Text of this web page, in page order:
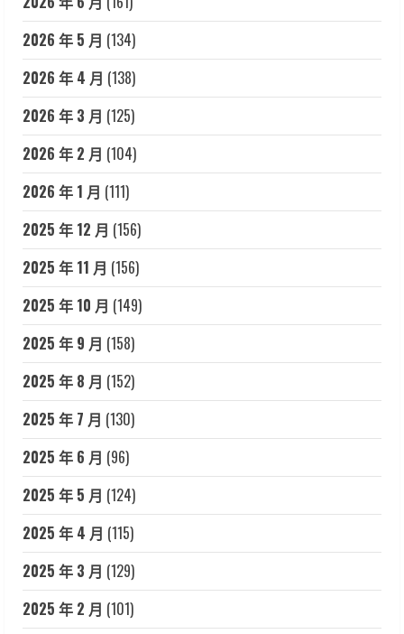
2026 年 5 月 (134)
2026 年 4 月 (138)
2026 年 3 月 (125)
2026 年 2 月 (104)
2026 年 1 月 (111)
2025 年 12 月 (156)
2025 年 11 月 (156)
2025 年 10 月 (149)
2025 年 9 月 (158)
2025 年 8 月 (152)
2025 年 7 月 (130)
2025 年 6 月 (96)
2025 年 5 月 (124)
2025 年 4 月 (115)
2025 年 3 月 (129)
2025 年 2 月 (101)